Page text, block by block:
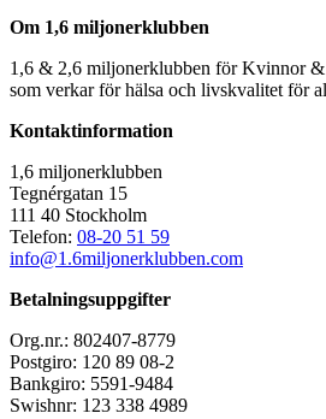
Om 1,6 miljonerklubben
1,6 & 2,6 miljonerklubben för Kvinnor &
som verkar för hälsa och livskvalitet för
Kontaktinformation
1,6 miljonerklubben
Tegnérgatan 15
111 40 Stockholm
Telefon: 08-20 51 59
info@1.6miljonerklubben.com
Betalningsuppgifter
Org.nr.: 802407-8779
Postgiro: 120 89 08-2
Bankgiro: 5591-9484
Swishnr: 123 338 4989